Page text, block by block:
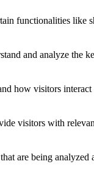
functionalities like
and analyze the
how visitors
visitors with
are being